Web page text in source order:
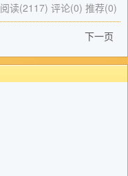
阅读(2117) 评论(0) 推荐(0)
下一页